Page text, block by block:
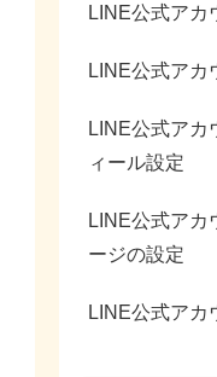
LINE公式ア
LINE公式ア
LINE公式ア
ィール設定
LINE公式ア
ージの設定
LINE公式ア